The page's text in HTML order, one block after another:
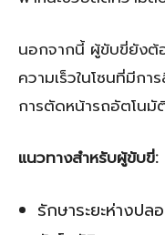
นอกจากนี้ ผู้ขับขี่ยังต้
ความเร็วในโซนที่มีก
การตัดหน้ารถอัตโน
แนวทางสำหรับผู้ขับขี่:
รักษาระยะห่างปล